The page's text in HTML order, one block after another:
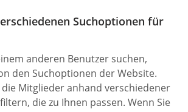
Suchoptionen für
anderen Benutzer suchen,
den Suchoptionen der Website.
Mitglieder anhand verschiedener
die zu Ihnen passen. Wenn Sie